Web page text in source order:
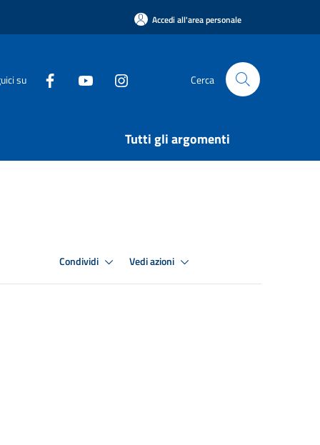
Accedi all'area personale
su Cerca
Tutti gli argomenti
Condividi Vedi azioni